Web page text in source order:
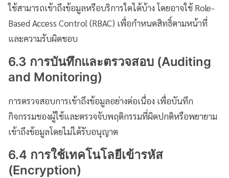
ใช้สามารถเข้าถึงข้อมูลหรือบริการใดได้บ้าง โดยอาจใช้ Role-
Based Access Control (RBAC) เพื่อกำหนดสิทธิ์ตามหน้าที่
และความรับผิดชอบ
6.3 การบันทึกและตรวจสอบ (Auditing
and Monitoring)
การตรวจสอบการเข้าถึงข้อมูลอย่างต่อเนื่อง เพื่อบันทึก
กิจกรรมของผู้ใช้และตรวจจับพฤติกรรมที่ผิดปกติหรือพยายาม
เข้าถึงข้อมูลโดยไม่ได้รับอนุญาต
6.4 การใช้เทคโนโลยีเข้ารหัส
(Encryption)